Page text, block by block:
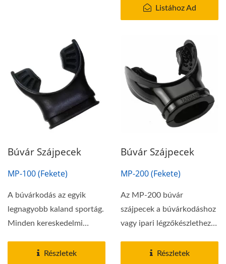
Listához Ad
Búvár Szájpecek
MP-100 (Fekete)
A búvárkodás az egyik
legnagyobb kaland sportág.
Minden kereskedelmi
Részletek
Búvár Szájpecek
MP-200 (Fekete)
Az MP-200 búvár
szájpecek a búvárkodáshoz
vagy ipari légzőkészlethez
Részletek